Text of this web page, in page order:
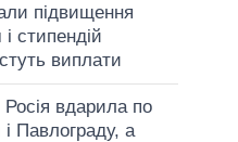
підвищення
стипендій
виплати
Росія вдарила по
і Павлограду, а